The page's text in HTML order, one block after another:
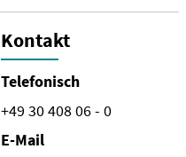
Kontakt
Telefonisch
+49 30 408 06 - 0
E-Mail